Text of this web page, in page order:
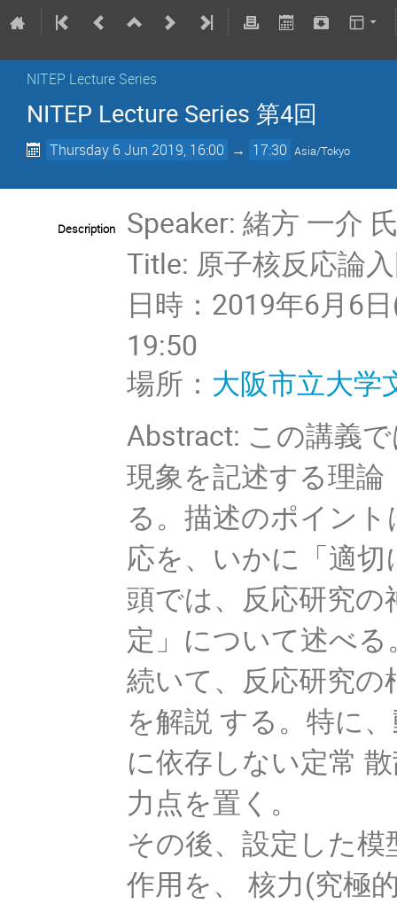
NITEP Lecture Series
NITEP Lecture Series 第4回
Thursday 6 Jun 2019, 16:00 → 17:30 Asia/Tokyo
Description
Speaker: 緒方 一介
Title: 原子核反応論
日時：2019年6月6
19:50
場所： 大阪市立大学
Abstract: この講義
現象を記述する理論
る。描述のポイン
応を、いかに「適
頭では、反応研究
定」について述べる
続いて、反応研究
を解説 する。特に
に依存しない定常
力点を置く。
その後、設定した
作用を、 核力(究極